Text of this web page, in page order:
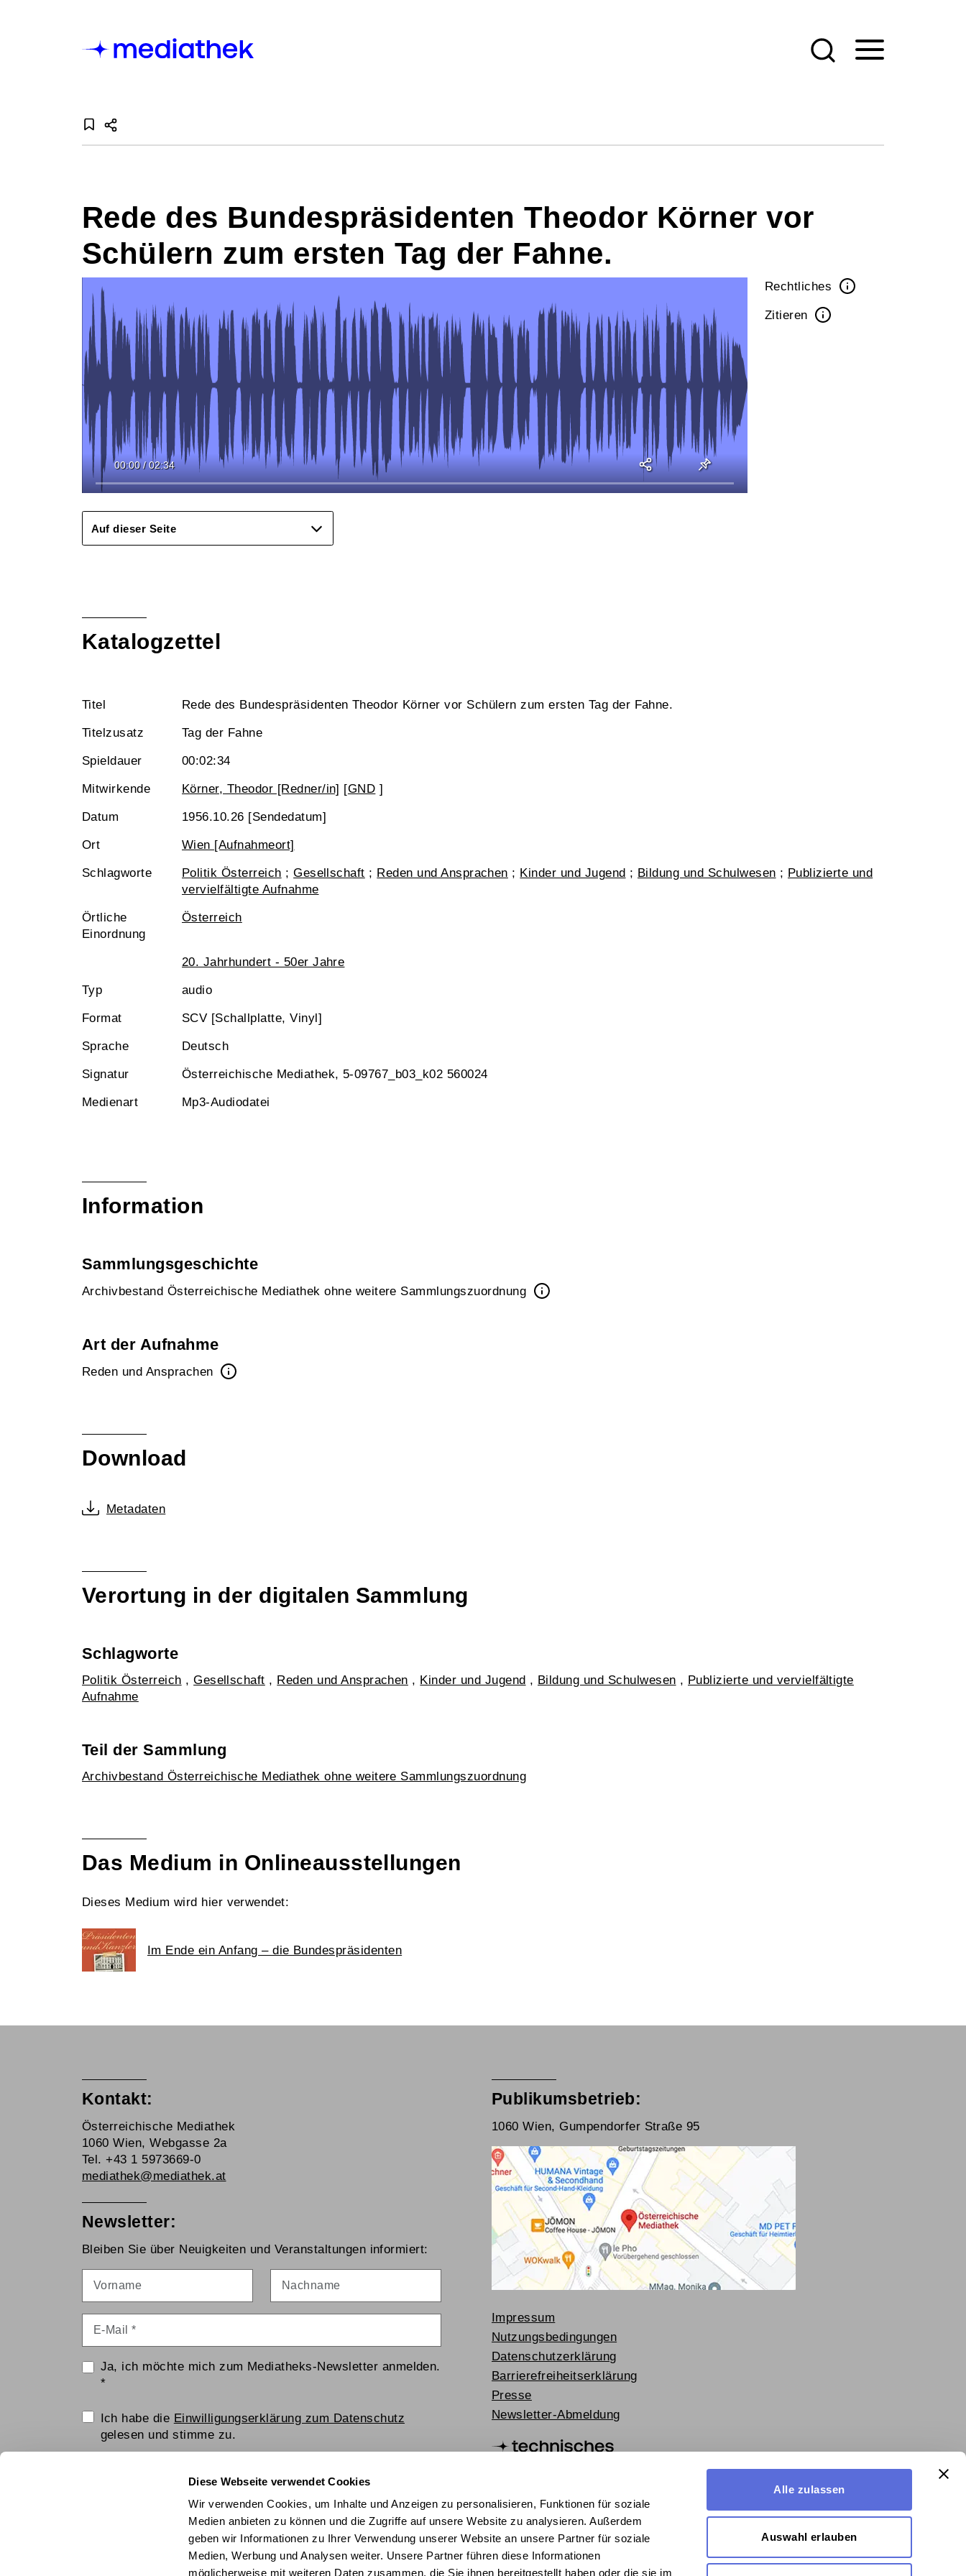
Diese Webseite verwendet Cookies
Wir verwenden Cookies, um Inhalte und Anzeigen zu personalisieren, Funktionen für soziale
Medien anbieten zu können und die Zugriffe auf unsere Website zu analysieren. Außerdem
geben wir Informationen zu Ihrer Verwendung unserer Website an unsere Partner für soziale
Medien, Werbung und Analysen weiter. Unsere Partner führen diese Informationen
möglicherweise mit weiteren Daten zusammen, die Sie ihnen bereitgestellt haben oder die sie im
Alle zulassen
Auswahl erlauben
Rede des Bundespräsidenten Theodor Körner vor
Schülern zum ersten Tag der Fahne.
00:00 / 02:34
Rechtliches
Zitieren
Auf dieser Seite
Katalogzettel
Titel Rede des Bundespräsidenten Theodor Körner vor Schülern zum ersten Tag der Fahne.
Titelzusatz Tag der Fahne
Spieldauer 00:02:34
Mitwirkende Körner, Theodor [Redner/in] [GND ]
Datum 1956.10.26 [Sendedatum]
Ort Wien [Aufnahmeort]
Schlagworte Politik Österreich ;Gesellschaft ; Reden und Ansprachen ; Kinder und Jugend ; Bildung und Schulwesen ; Publizierte und
vervielfältigte Aufnahme
Örtliche
Einordnung
Österreich
20. Jahrhundert - 50er Jahre
Typ audio
Format SCV [Schallplatte, Vinyl]
Sprache Deutsch
Signatur Österreichische Mediathek, 5-09767_b03_k02 560024
Medienart Mp3-Audiodatei
Information
Sammlungsgeschichte
Archivbestand Österreichische Mediathek ohne weitere Sammlungszuordnung
Art der Aufnahme
Reden und Ansprachen
Download
Metadaten
Verortung in der digitalen Sammlung
Schlagworte
Politik Österreich ,Gesellschaft , Reden und Ansprachen , Kinder und Jugend , Bildung und Schulwesen , Publizierte und vervielfältigte
Aufnahme
Teil der Sammlung
Archivbestand Österreichische Mediathek ohne weitere Sammlungszuordnung
Das Medium in Onlineausstellungen
Dieses Medium wird hier verwendet:
Im Ende ein Anfang – die Bundespräsidenten
Kontakt:
Österreichische Mediathek
1060 Wien, Webgasse 2a
Tel. +43 1 5973669-0
mediathek@mediathek.at
Newsletter:
Bleiben Sie über Neuigkeiten und Veranstaltungen informiert:
Ja, ich möchte mich zum Mediatheks-Newsletter anmelden.
*
Einwilligungserklärung
Ich habe die Einwilligungserklärung zum Datenschutz
gelesen und stimme zu.
Hier klicken
FriendlyCaptcha ⇗
Publikumsbetrieb:
1060 Wien, Gumpendorfer Straße 95
Impressum
Nutzungsbedingungen
Datenschutzerklärung
Barrierefreiheitserklärung
Presse
Newsletter-Abmeldung